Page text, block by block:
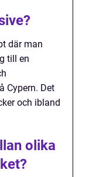
där man
till en
Cypern. Det
och ibland
olika